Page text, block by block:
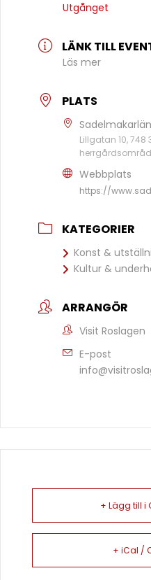
Utgånget
LÄNK TILL
Läs mer
PLATS
Lillgatan 10, 748
Webbplats
https://
KATEGORIER
Konst &
Kultur &
ARRANGÖR
Visit Roslagen
E-post
+ Lägg till i
+ iCal /